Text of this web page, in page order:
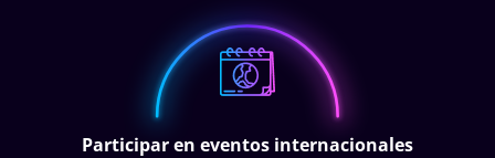
Participar en eventos internacionales